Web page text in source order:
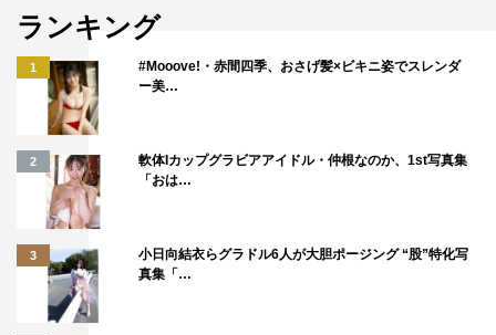
ランキング
1
#Mooove!・赤間四季、おさげ髪×ビキニ姿でスレンダ
ー美…
2
軟体Iカップグラビアアイドル・仲根なのか、1st写真集
「おは…
3
小日向結衣らグラドル6人が大胆ポージング “股”特化写
真集「…